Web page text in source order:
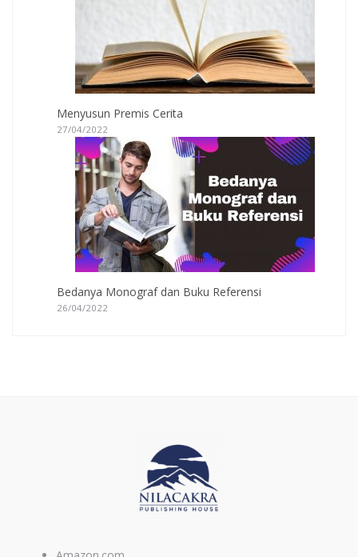
Menyusun Premis Cerita
27/04/2022
Bedanya Monograf dan Buku Referensi
26/04/2022